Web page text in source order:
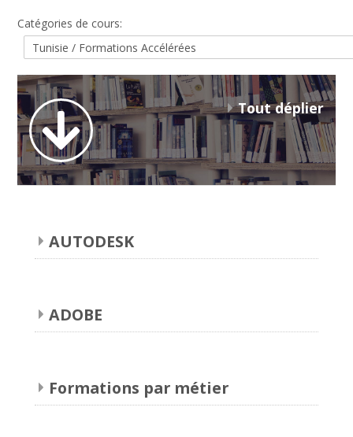
D-CLIC Formez vous au numérique avec OIF
SIFA AfricXRJob
Orange 3DGAMEX
Africa Metaverse Academy
Catégories de cours:
Tout déplier
AUTODESK
ADOBE
Formations par métier